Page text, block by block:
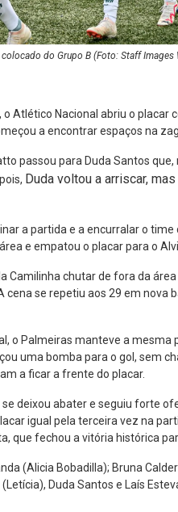
do Grupo B (Foto: Staff Images
Atlético Nacional abriu o
a encontrar espaços na
passou para Duda Santos
Duda voltou a arriscar,
a partida e a encurralar o
e empatou o placar para o
Camilinha chutar de fora da
cena se repetiu aos 29 em
o Palmeiras manteve a
uma bomba para o gol, sem
a ficar a frente do placar.
deixou abater e seguiu forte
igual pela terceira vez na
que fechou a vitória histórica
(Alicia Bobadilla); Bruna
Duda Santos e Laís